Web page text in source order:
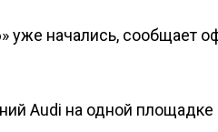
уже начались, сообщает
Audi на одной площадке